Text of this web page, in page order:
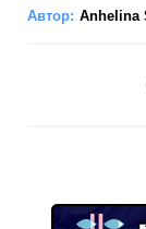
Автор: Anhelina